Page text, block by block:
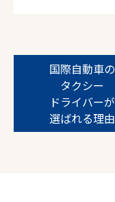
国際自動車の
タクシー
ドライバーが
選ばれる理由